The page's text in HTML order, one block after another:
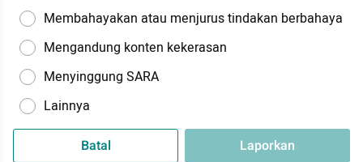
Membahayakan atau menjurus tindakan berbahaya
Mengandung konten kekerasan
Menyinggung SARA
Lainnya
Batal Laporkan